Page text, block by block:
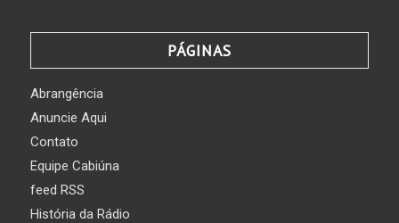
PÁGINAS
Abrangência
Anuncie Aqui
Contato
Equipe Cabiúna
feed RSS
História da Rádio